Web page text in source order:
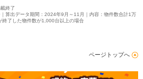
終了
算出データ期間：2024年9月～11月｜内容：物件数合計1万
終了した物件数が1,000台以上の場合
ページトップへ